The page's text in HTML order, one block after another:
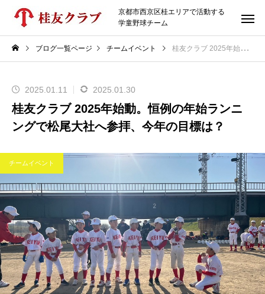
京都市西京区桂エリアで活動する
学童野球チーム
ブログ一覧ページ チームイベント 桂友クラブ 2025年始動。恒例の年始ランニングで松尾大社へ参拝、今年の目標は？
2025.01.11 2025.01.30
桂友クラブ 2025年始動。恒例の年始ランニ
ングで松尾大社へ参拝、今年の目標は？
チームイベント